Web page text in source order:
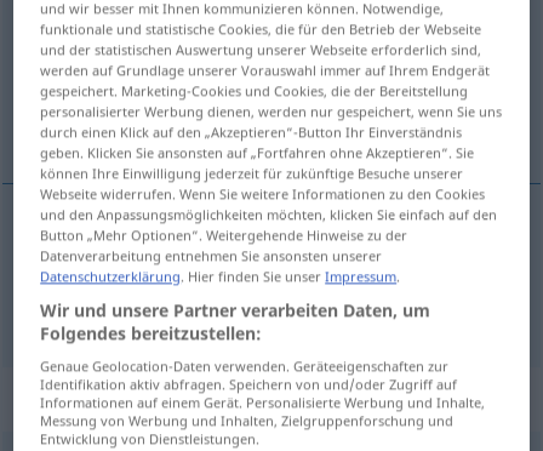
Übersicht aller Übersetzungen
(Für mehr Details die Übersetzung anklicken/antippen)
Bürge, Garant
Bürgem garant
Garantm garant
Synonyme für "garant"
und wir besser mit Ihnen kommunizieren können. Notwendige,
funktionale und statistische Cookies, die für den Betrieb der Webseite
und der statistischen Auswertung unserer Webseite erforderlich sind,
werden auf Grundlage unserer Vorauswahl immer auf Ihrem Endgerät
gespeichert. Marketing-Cookies und Cookies, die der Bereitstellung
personalisierter Werbung dienen, werden nur gespeichert, wenn Sie uns
durch einen Klick auf den „Akzeptieren“-Button Ihr Einverständnis
geben. Klicken Sie ansonsten auf „Fortfahren ohne Akzeptieren“. Sie
können Ihre Einwilligung jederzeit für zukünftige Besuche unserer
Webseite widerrufen. Wenn Sie weitere Informationen zu den Cookies
und den Anpassungsmöglichkeiten möchten, klicken Sie einfach auf den
Button „Mehr Optionen“. Weitergehende Hinweise zu der
Datenverarbeitung entnehmen Sie ansonsten unserer
Datenschutzerklärung. Hier finden Sie unserImpressum.
Wir und unsere Partner verarbeiten Daten, um
Folgendes bereitzustellen:
Genaue Geolocation-Daten verwenden. Geräteeigenschaften zur
Identifikation aktiv abfragen. Speichern von und/oder Zugriff auf
Informationen auf einem Gerät. Personalisierte Werbung und Inhalte,
Messung von Werbung und Inhalten, Zielgruppenforschung und
Entwicklung von Dienstleistungen.